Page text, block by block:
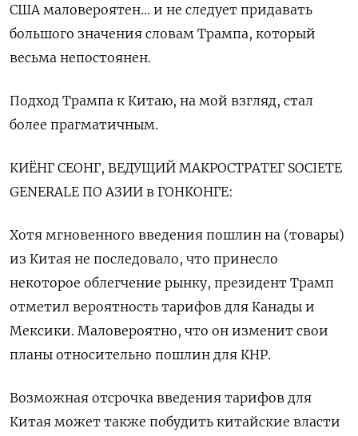
США маловероятен... и не следует придавать
большого значения словам Трампа, который
весьма непостоянен.
Подход Трампа к Китаю, на мой взгляд, стал
более прагматичным.
КИЁНГ СЕОНГ, ВЕДУЩИЙ МАКРОСТРАТЕГ SOCIETE
GENERALE ПО АЗИИ в ГОНКОНГЕ:
Хотя мгновенного введения пошлин на (товары)
из Китая не последовало, что принесло
некоторое облегчение рынку, президент Трамп
отметил вероятность тарифов для Канады и
Мексики. Маловероятно, что он изменит свои
планы относительно пошлин для КНР.
Возможная отсрочка введения тарифов для
Китая может также побудить китайские власти